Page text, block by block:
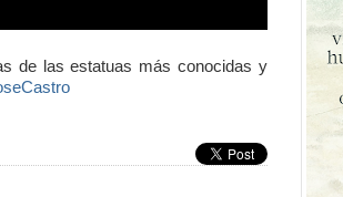
de las estatuas más conocidas y